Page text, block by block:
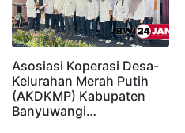
Asosiasi Koperasi Desa-
Kelurahan Merah Putih
(AKDKMP) Kabupaten
Banyuwangi…